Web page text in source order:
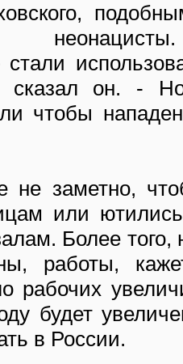
стали
- сказал он. -
чтобы
заметно,
или
Более того,
работы,
рабочих
будет
в России.